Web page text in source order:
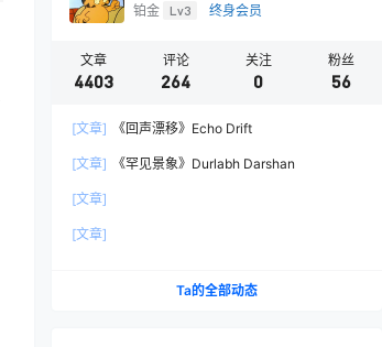
铂金 Lv3 终身会员
文章
4403
评论
264
关注
0
粉丝
56
[文章] 《回声漂移》Echo Drift
[文章] 《罕见景象》Durlabh Darshan
[文章]
[文章]
Ta的全部动态